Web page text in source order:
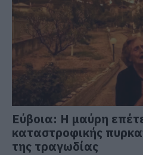
Εύβοια: Η μαύρη
καταστροφικής
της τραγωδίας